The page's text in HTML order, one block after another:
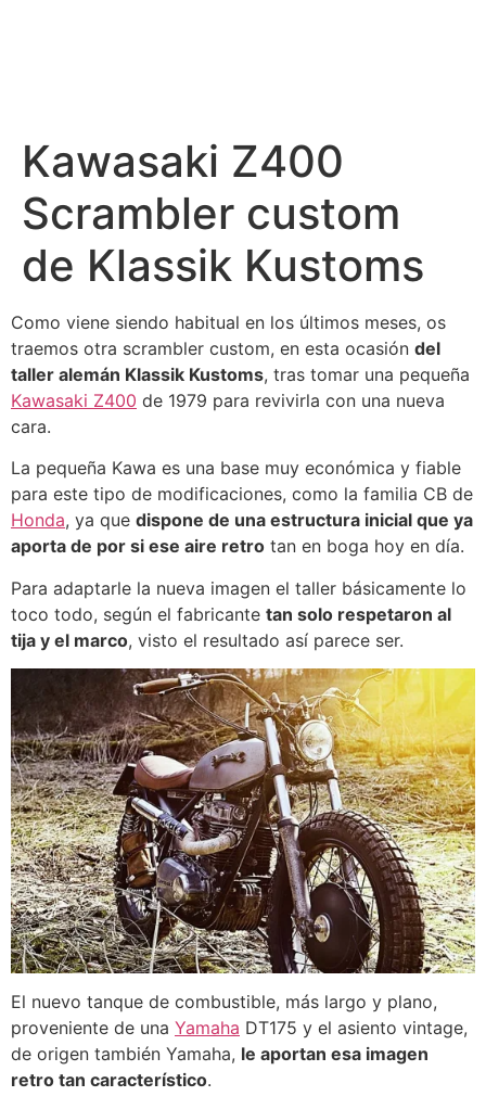
Kawasaki Z400
Scrambler custom
de Klassik Kustoms
Como viene siendo habitual en los últimos meses, os
traemos otra scrambler custom, en esta ocasión del
taller alemán Klassik Kustoms, tras tomar una pequeña
Kawasaki Z400 de 1979 para revivirla con una nueva
cara.
La pequeña Kawa es una base muy económica y fiable
para este tipo de modificaciones, como la familia CB de
Honda, ya que dispone de una estructura inicial que ya
aporta de por si ese aire retro tan en boga hoy en día.
Para adaptarle la nueva imagen el taller básicamente lo
toco todo, según el fabricante tan solo respetaron al
tija y el marco, visto el resultado así parece ser.
El nuevo tanque de combustible, más largo y plano,
proveniente de una Yamaha DT175 y el asiento vintage,
de origen también Yamaha, le aportan esa imagen
retro tan característico.